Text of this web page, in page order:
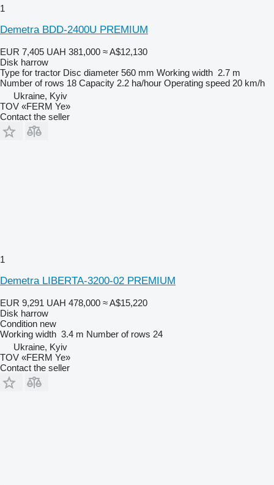
1
Demetra BDD-2400U PREMIUM
EUR 7,405 UAH 381,000 ≈ A$12,130
Disk harrow
Type for tractor Disc diameter 560 mm Working width 2.7 m
Number of rows 18 Capacity 2.2 ha/hour Operating speed 20 km/h
Ukraine, Kyiv
TOV «FERM Ye»
Contact the seller
1
Demetra LIBERTA-3200-02 PREMIUM
EUR 9,291 UAH 478,000 ≈ A$15,220
Disk harrow
Condition new
Working width 3.4 m Number of rows 24
Ukraine, Kyiv
TOV «FERM Ye»
Contact the seller